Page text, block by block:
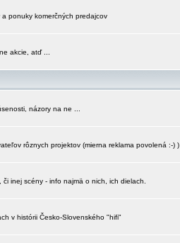
ponuky komerčných predajcov
akcie, atď ...
názory na ne ...
rôznych projektov (mierna reklama povolená :-) )
inej scény - info najmä o nich, ich dielach.
v histórii Česko-Slovenského "hifi"